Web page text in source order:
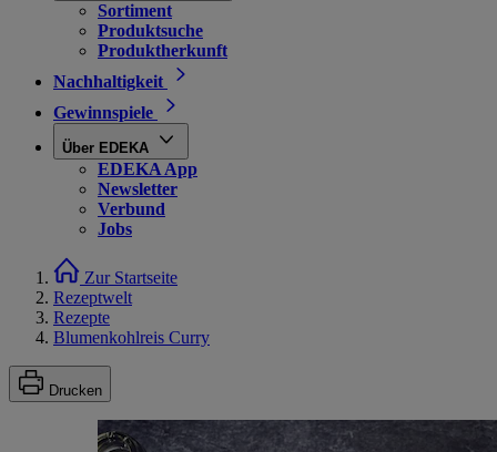
Sortiment
Produktsuche
Produktherkunft
Nachhaltigkeit
Gewinnspiele
Über EDEKA
EDEKA App
Newsletter
Verbund
Jobs
Zur Startseite
Rezeptwelt
Rezepte
Blumenkohlreis Curry
Drucken